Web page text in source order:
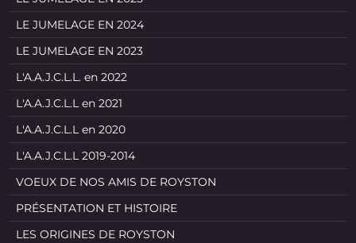
LE JUMELAGE EN 2024
LE JUMELAGE EN 2023
L'A.A.J.C.L.L. en 2022
L'A.A.J.C.L.L en 2021
L'A.A.J.C.L.L en 2020
L'A.A.J.C.L.L 2019-2014
VOEUX DE NOS AMIS DE ROYSTON
PRÉSENTATION ET HISTOIRE
LES ORIGINES DE ROYSTON